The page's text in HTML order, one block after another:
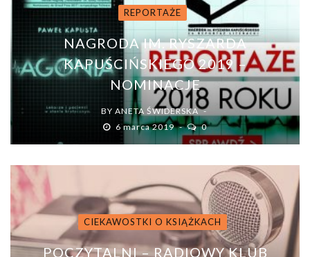
REPORTAŻE
NAGRODA IM. RYSZARDA
KAPUŚCIŃSKIEGO 2019 –
NOMINACJE
BY ANETA ŚWIDERSKA
6 marca 2019
0
CIEKAWOSTKI O KSIĄŻKACH
POCZYTALNI – RADIOWY KLUB